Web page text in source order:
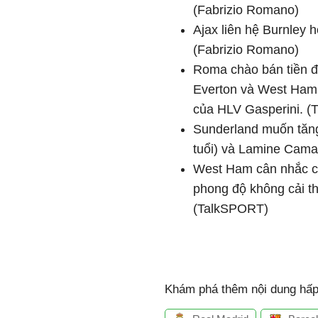
(Fabrizio Romano)
Ajax liên hệ Burnley
(Fabrizio Romano)
Roma chào bán tiền đ
Everton và West
của HLV Gasperini.
Sunderland muốn t
tuổi) và Lamine
West Ham cân nhắc
phong độ không cải
(TalkSPORT)
Khám phá thêm nội dung